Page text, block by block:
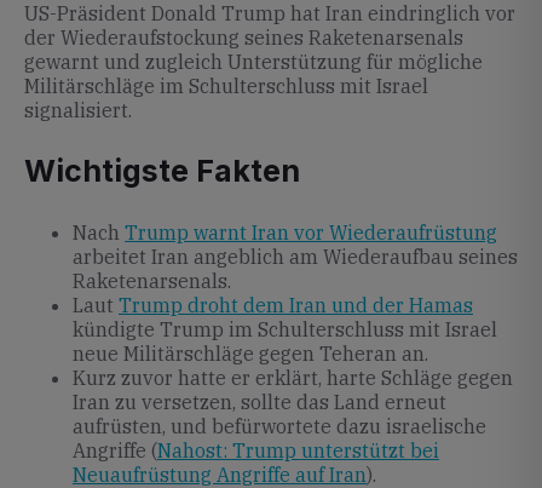
US-Präsident Donald Trump hat Iran eindringlich vor
der Wiederaufstockung seines Raketenarsenals
gewarnt und zugleich Unterstützung für mögliche
Militärschläge im Schulterschluss mit Israel
signalisiert.
Wichtigste Fakten
Nach Trump warnt Iran vor Wiederaufrüstung
arbeitet Iran angeblich am Wiederaufbau seines
Raketenarsenals.
Laut Trump droht dem Iran und der Hamas
kündigte Trump im Schulterschluss mit Israel
neue Militärschläge gegen Teheran an.
Kurz zuvor hatte er erklärt, harte Schläge gegen
Iran zu versetzen, sollte das Land erneut
aufrüsten, und befürwortete dazu israelische
Angriffe (Nahost: Trump unterstützt bei
Neuaufrüstung Angriffe auf Iran).